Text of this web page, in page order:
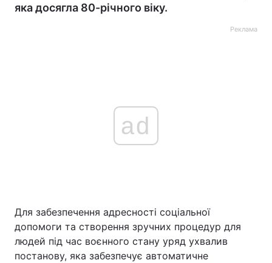
яка досягла 80-річного віку.
Реклама
ad
Для забезпечення адресності соціальної
допомоги та створення зручних процедур для
людей під час воєнного стану уряд ухвалив
постанову, яка забезпечує автоматичне